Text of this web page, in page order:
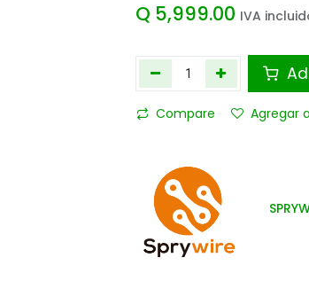
Q 5,999.00 IVA
Compare Agregar